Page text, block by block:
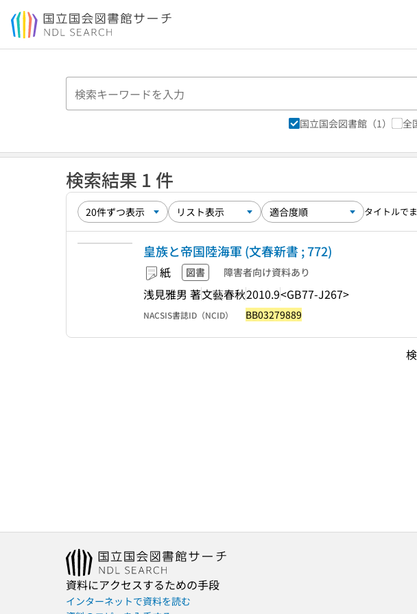
本文へ移動
国立国会図書館 （1） 全
検索結果 1 件
タイトルで
皇族と帝国陸海軍 (文春新書 ; 772)
紙 図書 障害者向け資料あり
浅見雅男 著文藝春秋2010.9<GB77-J267>
NACSIS書誌ID（NCID） BB03279889
資料にアクセスするための手段
インターネットで資料を読む